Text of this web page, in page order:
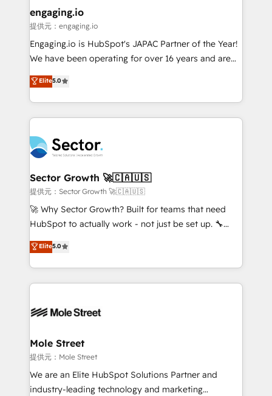
Também somos distribuidores oficiais da HubSpot
e de mais de 150 softwares globais permitindo
contratar e pagar a HubSpot em reais com nota
fiscal no Brasil e gerar economia de até 50% na
Oferecemos ainda agentes de IA especializados em
HubSpot que automatizam tarefas executam rotinas
empresas em 13 países utilizam a Nexforce. Somos
a maior parceira da HubSpot na América Latina e
líder no ranking global de sucesso do cliente da
HubSpot.
engaging.io
提供元：engaging.io
Engaging.io is HubSpot's JAPAC Partner of the Year!
We have been operating for over 16 years and are
one of HubSpot's most experienced and technically
capable Agency Partners globally. We specialise in
complex CRM migrations, implementations,
integrations, custom CMS portal development,
businesses. Our teams are based in North America
and APAC. We are HubSpot's top-ranked Advanced
Implementation Certified Partner and we contribute
to their advisory council. We strive to do 'good work
with good people' and have worked with incredible
brands. You can see some of them on our website,
Elite5.0
Sector Growth 🚀🇨🇦🇺🇸
提供元：Sector Growth 🚀🇨🇦🇺🇸
🚀 Why Sector Growth? Built for teams that need
HubSpot to actually work - not just be set up. 🔧
HubSpot Experts: Onboarding, migrations,
automation, and training built for adoption. ⚡ Highly
Technical Execution: ERP, EMR and Custom
Integrations; complex builds delivered in weeks, not
workflows; automation agents; process optimization
Healthcare: HIPAA implementations; secure data
workflows 💼 Financial Services: compliant
workflows; audit-ready reporting ⚖️ Legal: client
intake; pipeline and document workflows 🛒 E-
Elite5.0
Mole Street
提供元：Mole Street
We are an Elite HubSpot Solutions Partner and
industry-leading technology and marketing